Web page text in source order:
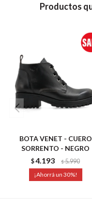
Productos
BOTA VENET - CUERO
SORRENTO - NEGRO
$4.193 $5.990
30